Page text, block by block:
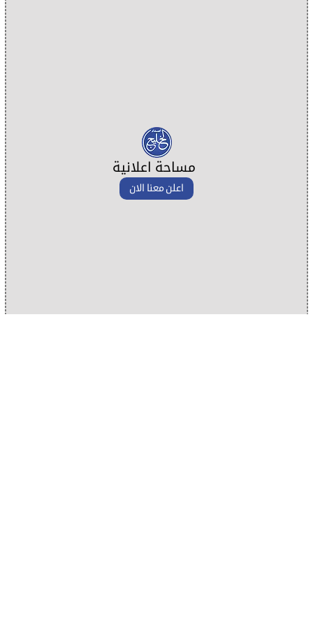
مساحة اعلانية
اعلن معنا الان